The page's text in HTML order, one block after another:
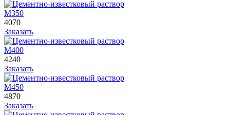
М350
4070
Заказать
М400
4240
Заказать
М450
4870
Заказать